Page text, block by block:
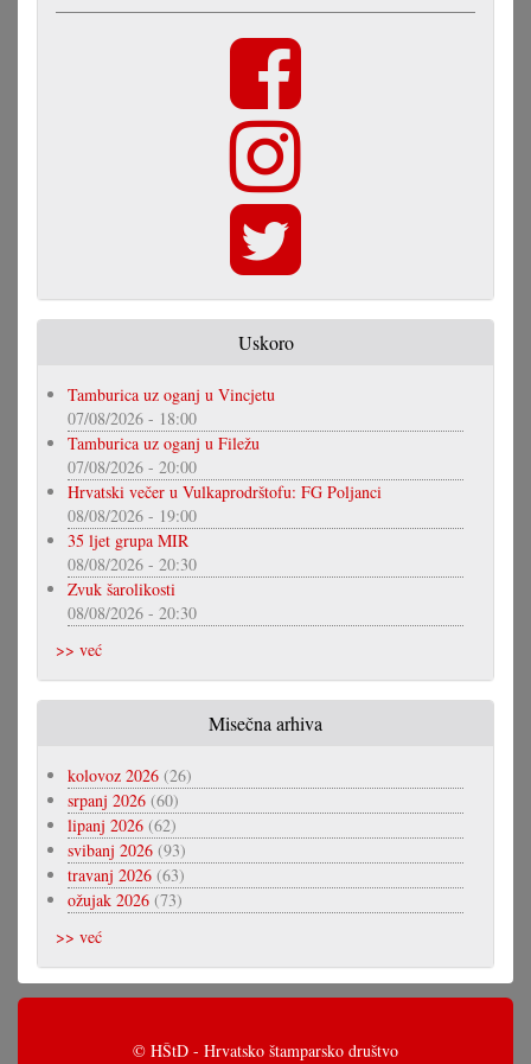
Uskoro
Tamburica uz oganj u Vincjetu
07/08/2026 - 18:00
Tamburica uz oganj u Filežu
07/08/2026 - 20:00
Hrvatski večer u Vulkaprodrštofu: FG Poljanci
08/08/2026 - 19:00
35 ljet grupa MIR
08/08/2026 - 20:30
Zvuk šarolikosti
08/08/2026 - 20:30
>> već
Misečna arhiva
kolovoz 2026 (26)
srpanj 2026 (60)
lipanj 2026 (62)
svibanj 2026 (93)
travanj 2026 (63)
ožujak 2026 (73)
>> već
© HŠtD - Hrvatsko štamparsko društvo